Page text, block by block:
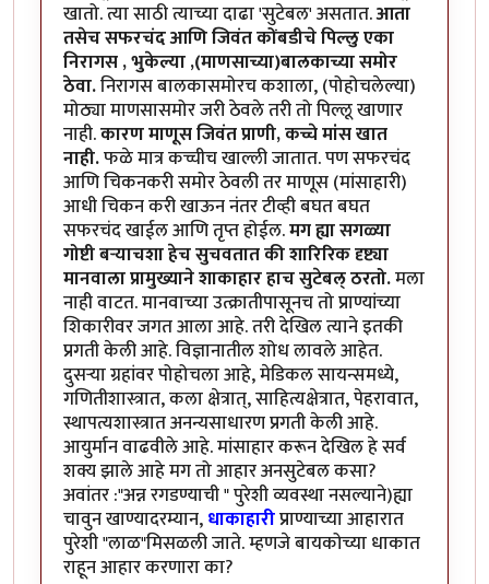
खातो. त्या साठी त्याच्या दाढा 'सुटेबल' असतात.आता
तसेच सफरचंद आणि जिवंत कोंबडीचे पिल्लु एका
निरागस , भुकेल्या ,(माणसाच्या)बालकाच्या समोर
ठेवा.निरागस बालकासमोरच कशाला, (पोहोचलेल्या)
मोठ्या माणसासमोर जरी ठेवले तरी तो पिल्लू खाणार
नाही.कारण माणूस जिवंत प्राणी, कच्चे मांस खात
नाही.फळे मात्र कच्चीच खाल्ली जातात. पण सफरचंद
आणि चिकनकरी समोर ठेवली तर माणूस (मांसाहारी)
आधी चिकन करी खाऊन नंतर टीव्ही बघत बघत
सफरचंद खाईल आणि तृप्त होईल.मग ह्या सगळ्या
गोष्टी बर्‍याचशा हेच सुचवतात की शारिरिक दृष्ट्या
मानवाला प्रामुख्याने शाकाहार हाच सुटेबल् ठरतो.मला
नाही वाटत. मानवाच्या उत्क्रातीपासूनच तो प्राण्यांच्या
शिकारीवर जगत आला आहे. तरी देखिल त्याने इतकी
प्रगती केली आहे. विज्ञानातील शोध लावले आहेत.
दुसर्‍या ग्रहांवर पोहोचला आहे, मेडिकल सायन्समध्ये,
गणितीशास्त्रात, कला क्षेत्रात्, साहित्यक्षेत्रात, पेहरावात,
स्थापत्यशास्त्रात अनन्यसाधारण प्रगती केली आहे.
आयुर्मान वाढवीले आहे. मांसाहार करून देखिल हे सर्व
शक्य झाले आहे मग तो आहार अनसुटेबल कसा?
अवांतर :"अन्न रगडण्याची " पुरेशी व्यवस्था नसल्याने)ह्या
चावुन खाण्यादरम्यान,धाकाहारीप्राण्याच्या आहारात
पुरेशी "लाळ"मिसळली जाते. म्हणजे बायकोच्या धाकात
राहून आहार करणारा का?